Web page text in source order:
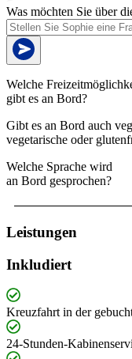
Was möchten Sie über
Welche
gibt es an Bord?
Gibt es an Bord auch
vegetarische oder
Welche Sprache wird
an Bord gesprochen?
Leistungen
Inkludiert
Kreuzfahrt in der
24-Stunden-